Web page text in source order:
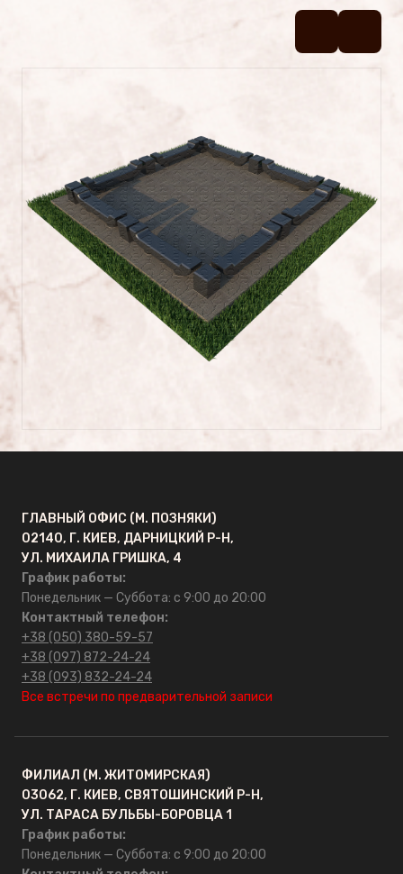
Фотостекло на памятник
Художественное
оформление памятников
Сусальное золото для
Отзывы
FAQ
ОПТ
Контакты
ГЛАВНЫЙ ОФИС (М. ПОЗНЯКИ)
02140, Г. КИЕВ, ДАРНИЦКИЙ Р-Н,
УЛ. МИХАИЛА ГРИШКА, 4
График работы:
Понедельник — Суббота: с 9:00 до 20:00
Контактный телефон:
+38 (050) 380-59-57
+38 (097) 872-24-24
+38 (093) 832-24-24
Все встречи по предварительной записи
ФИЛИАЛ (М. ЖИТОМИРСКАЯ)
03062, Г. КИЕВ, СВЯТОШИНСКИЙ Р-Н,
УЛ. ТАРАСА БУЛЬБЫ-БОРОВЦА 1
График работы:
Понедельник — Суббота: с 9:00 до 20:00